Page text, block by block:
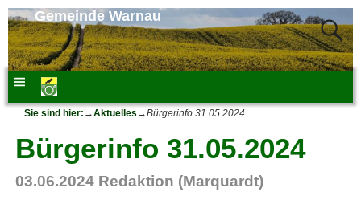
Gemeinde Warnau
Sie sind hier: →Aktuelles →Bürgerinfo 31.05.2024
Bürgerinfo 31.05.2024
03.06.2024 Redaktion (Marquardt)